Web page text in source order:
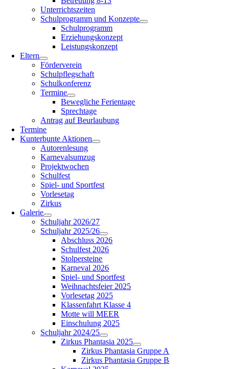
Unterrichtszeiten
Schulprogramm und Konzepte
Schulprogramm
Erziehungskonzept
Leistungskonzept
Eltern
Förderverein
Schulpflegschaft
Schulkonferenz
Termine
Bewegliche Ferientage
Sprechtage
Antrag auf Beurlaubung
Termine
Kunterbunte Aktionen
Autorenlesung
Karnevalsumzug
Projektwochen
Schulfest
Spiel- und Sportfest
Vorlesetag
Zirkus
Galerie
Schuljahr 2026/27
Schuljahr 2025/26
Abschluss 2026
Schulfest 2026
Stolpersteine
Karneval 2026
Spiel- und Sportfest
Weihnachtsfeier 2025
Vorlesetag 2025
Klassenfahrt Klasse 4
Motte will MEER
Einschulung 2025
Schuljahr 2024/25
Zirkus Phantasia 2025
Zirkus Phantasia Gruppe A
Zirkus Phantasia Gruppe B